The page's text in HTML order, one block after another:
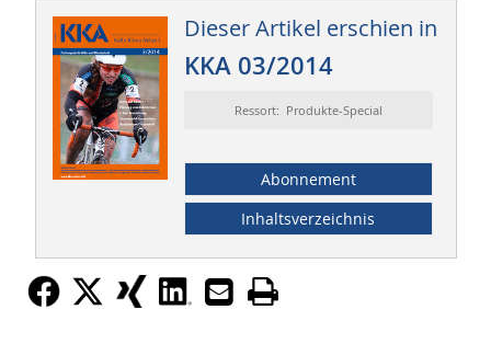
Dieser Artikel erschien in
KKA 03/2014
Ressort: Produkte-Special
Abonnement
Inhaltsverzeichnis